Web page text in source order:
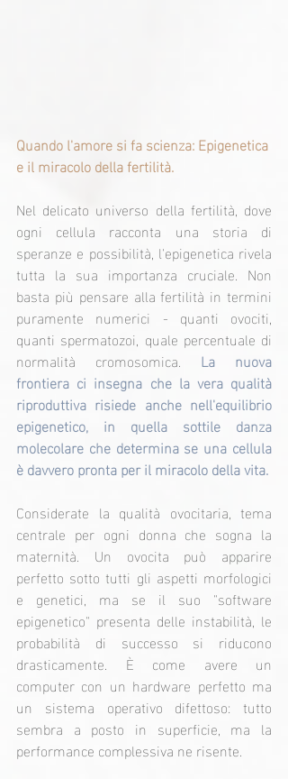
Quando l'amore si fa scienza: Epigenetica
e il miracolo della fertilità.
Nel delicato universo della fertilità, dove
ogni cellula racconta una storia di
speranze e possibilità, l'epigenetica rivela
tutta la sua importanza cruciale. Non
basta più pensare alla fertilità in termini
puramente numerici - quanti ovociti,
quanti spermatozoi, quale percentuale di
normalità cromosomica. La nuova
frontiera ci insegna che la vera qualità
riproduttiva risiede anche nell'equilibrio
epigenetico, in quella sottile danza
molecolare che determina se una cellula
è davvero pronta per il miracolo della vita.
Considerate la qualità ovocitaria, tema
centrale per ogni donna che sogna la
maternità. Un ovocita può apparire
perfetto sotto tutti gli aspetti morfologici
e genetici, ma se il suo "software
epigenetico" presenta delle instabilità, le
probabilità di successo si riducono
drasticamente. È come avere un
computer con un hardware perfetto ma
un sistema operativo difettoso: tutto
sembra a posto in superficie, ma la
performance complessiva ne risente.